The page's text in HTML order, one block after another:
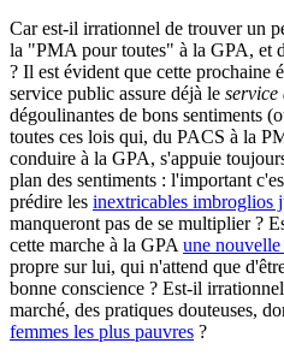
Car est-il irrationnel de trouver un
la "PMA pour toutes" à la GPA, et
? Il est évident que cette prochaine
service public assure déjà le service
dégoulinantes de bons sentiments
toutes ces lois qui, du PACS à la
conduire à la GPA, s'appuie
plan des sentiments : l'important
prédire les inextricables imbroglios
manqueront pas de se multiplier ?
cette marche à la GPA une
propre sur lui, qui n'attend que
bonne conscience ? Est-il
marché, des pratiques douteuses,
femmes les plus pauvres ?